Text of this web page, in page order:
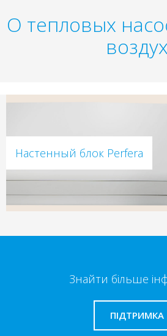
О тепловых
воздух
Настенный блок Perfera
Знайти більше
ПІДТРИМКА